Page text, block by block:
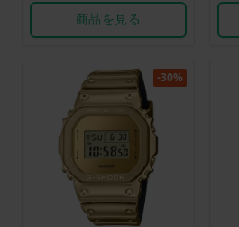
商品を見る
-30%